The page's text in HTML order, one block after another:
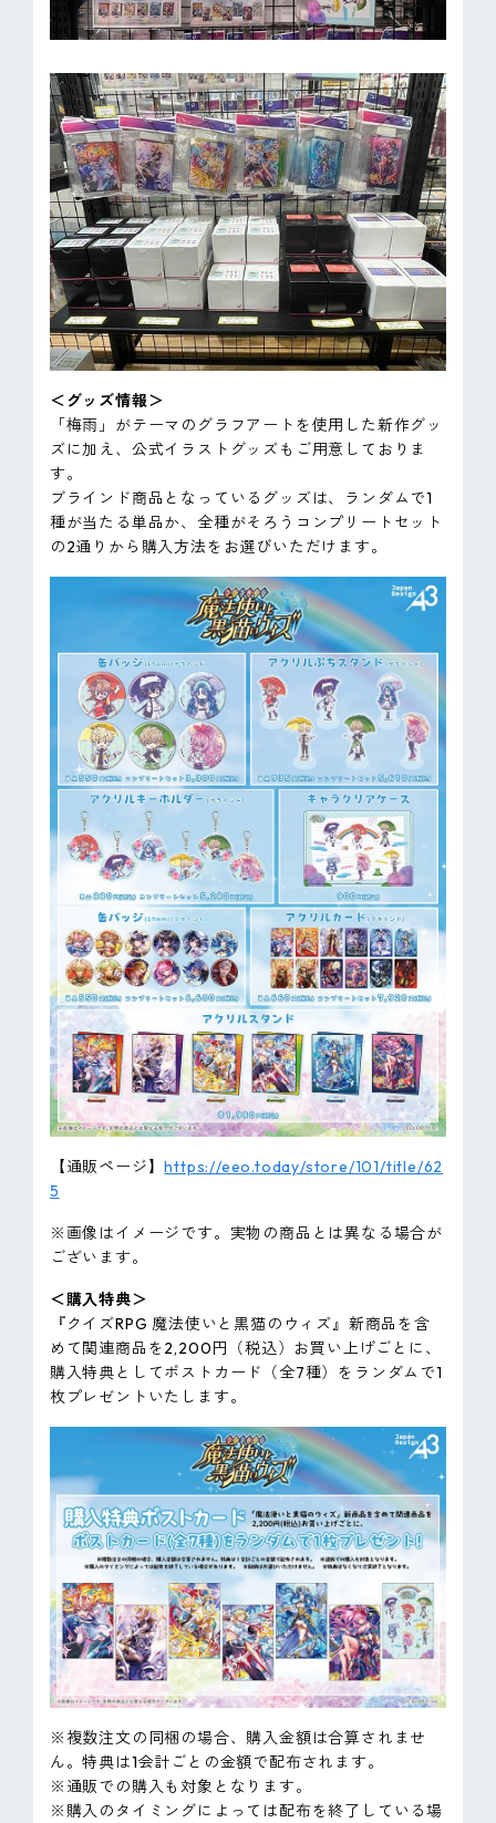
＜グッズ情報＞
「梅雨」がテーマのグラフアートを使用した新作グッ
ズに加え、公式イラストグッズもご用意しておりま
す。
ブラインド商品となっているグッズは、ランダムで1
種が当たる単品か、全種がそろうコンプリートセット
の2通りから購入方法をお選びいただけます。
【通販ページ】https://eeo.today/store/101/title/62
5
※画像はイメージです。実物の商品とは異なる場合が
ございます。
＜購入特典＞
『クイズRPG 魔法使いと黒猫のウィズ』新商品を含
めて関連商品を2,200円（税込）お買い上げごとに、
購入特典としてポストカード（全7種）をランダムで1
枚プレゼントいたします。
※複数注文の同梱の場合、購入金額は合算されませ
ん。特典は1会計ごとの金額で配布されます。
※通販での購入も対象となります。
※購入のタイミングによっては配布を終了している場